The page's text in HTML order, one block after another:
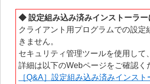
◆ 設定組み込み済みインストーラー
クライアント用プログラムでの設
きません。
セキュリティ管理ツールを使用し
詳細は以下のWebページをご確認く
［Q&A］設定組み込み済みインス